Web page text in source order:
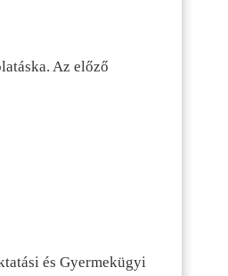
Az előző
és Gyermekügyi